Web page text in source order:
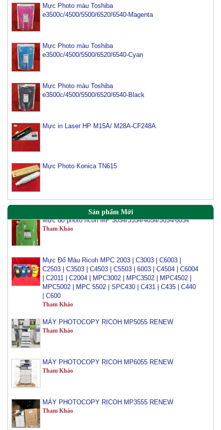
Mực Photo màu Toshiba
e3500c/4500/5500/6520/6540-Magenta
Mực Photo màu Toshiba
e3500c/4500/5500/6520/6540-Cyan
Mực Photo màu Toshiba
e3500c/4500/5500/6520/6540-Black
Mực in Laser HP M15A/ M28A-CF248A
Mực Photo Konica TN615
Sản phẩm Mới
Mực máy photo ricoh MP 2554/ 3054/ 3554/ 3054SP/
Mực Photocopy Ricoh 6210D
Mực đổ photo ricoh MP 3054/3554/4054/5054/6054
Tham Khảo
C2503 | C3503 | C4503 | C5503 | 6003 | C4504 | C6004
| C2011 | C2004 | MPC3002 | MPC3502 | MPC4502 |
MPC5002 | MPC 5502 | SPC430 | C431 | C435 | C440
| C600
Tham Khảo
Tham Khảo
Tham Khảo
Tham Khảo